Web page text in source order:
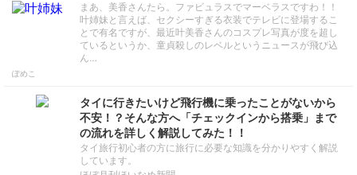
まあ、美香さんたら。ファビュラスでマーベラスですわ！！
叶姉妹と言えば、セクシーすぎる衣装でテレビに登場するこ
とで有名ですが、最近叶美香さんのコスプレ写真が度を超し
ているというか、童貞殺しのレベルというニュースが飛び込
ん…
ぽめこ
タイに行きたいけど飛行機に乗ったことがないから
不安！？そんな方へ「チェックインから搭乗」まで
の流れを詳しく解説してみた！！
タイ旅行初心者の方に旅行に必要な知識を分かりやすく解説
しています。